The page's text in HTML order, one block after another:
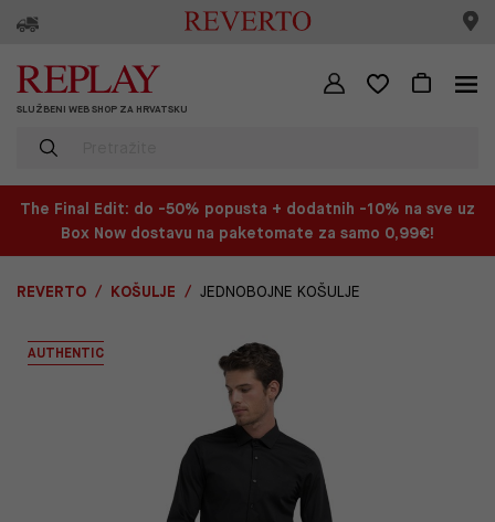
SLUŽBENI WEB SHOP ZA HRVATSKU
The Final Edit: do -50% popusta + dodatnih -10% na sve uz
Box Now dostavu na paketomate za samo 0,99€!
REVERTO KOŠULJE JEDNOBOJNE KOŠULJE
AUTHENTIC